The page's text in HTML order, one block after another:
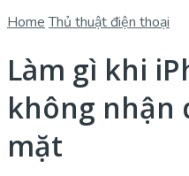
Home Thủ thuật điện thoại
Làm gì khi
không nhận
mặt